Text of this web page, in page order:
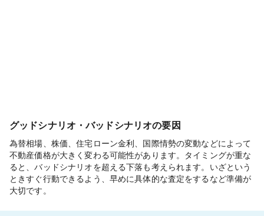
グッドシナリオ・バッドシナリオの要因
為替相場、株価、住宅ローン金利、国際情勢の変動などによって
不動産価格が大きく変わる可能性があります。タイミングが重な
ると、バッドシナリオを超える下落も考えられます。いざという
ときすぐ行動できるよう、早めに具体的な査定をするなど準備が
大切です。